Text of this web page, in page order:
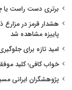
برتری دست راست یا
هشدار قرمز در
پاییزه مشاهده شد
امید تازه برای
خواب کافی؛ کلید
پژوهشگران ایرانی